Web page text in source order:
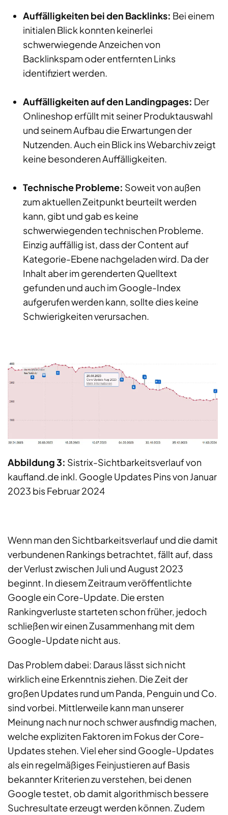
Auffälligkeiten bei den Backlinks: Bei einem
initialen Blick konnten keinerlei
schwerwiegende Anzeichen von
Backlinkspam oder entfernten Links
identifiziert werden.
Auffälligkeiten auf den Landingpages: Der
Onlineshop erfüllt mit seiner Produktauswahl
und seinem Aufbau die Erwartungen der
Nutzenden. Auch ein Blick ins Webarchiv zeigt
keine besonderen Auffälligkeiten.
Technische Probleme: Soweit von außen
zum aktuellen Zeitpunkt beurteilt werden
kann, gibt und gab es keine
schwerwiegenden technischen Probleme.
Einzig auffällig ist, dass der Content auf
Kategorie-Ebene nachgeladen wird. Da der
Inhalt aber im gerenderten Quelltext
gefunden und auch im Google-Index
aufgerufen werden kann, sollte dies keine
Schwierigkeiten verursachen.
Abbildung 3: Sistrix-Sichtbarkeitsverlauf von
kaufland.de inkl. Google Updates Pins von Januar
2023 bis Februar 2024
Wenn man den Sichtbarkeitsverlauf und die damit
verbundenen Rankings betrachtet, fällt auf, dass
der Verlust zwischen Juli und August 2023
beginnt. In diesem Zeitraum veröffentlichte
Google ein Core-Update. Die ersten
Rankingverluste starteten schon früher, jedoch
schließen wir einen Zusammenhang mit dem
Google-Update nicht aus.
Das Problem dabei: Daraus lässt sich nicht
wirklich eine Erkenntnis ziehen. Die Zeit der
großen Updates rund um Panda, Penguin und Co.
sind vorbei. Mittlerweile kann man unserer
Meinung nach nur noch schwer ausfindig machen,
welche expliziten Faktoren im Fokus der Core-
Updates stehen. Viel eher sind Google-Updates
als ein regelmäßiges Feinjustieren auf Basis
bekannter Kriterien zu verstehen, bei denen
Google testet, ob damit algorithmisch bessere
Suchresultate erzeugt werden können. Zudem